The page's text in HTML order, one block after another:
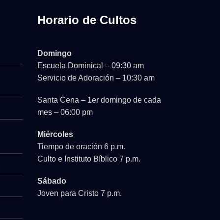
Horario de Cultos
Domingo
Escuela Dominical – 09:30 am
Servicio de Adoración – 10:30 am
Santa Cena – 1er domingo de cada
mes – 06:00 pm
Miércoles
Tiempo de oración 6 p.m.
Culto e Instituto Bíblico 7 p.m.
Sábado
Joven para Cristo 7 p.m.